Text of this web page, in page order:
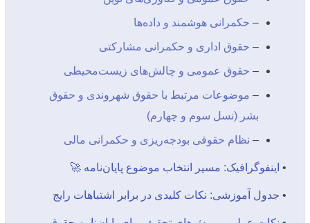
– حکمرانی هوشمند و داده‌ها
– حقوق اداری و حکمرانی مشارکتی
– حقوق عمومی و چالش‌های زیست‌محیطی
– موضوعات مرتبط با حقوق شهروندی و حقوق
بشر (نسل سوم و چهارم)
– نظام حقوقی بودجه‌ریزی و حکمرانی مالی
• اینفوگرافیک: مسیر انتخاب موضوع پایان‌نامه 🚀
• جدول آموزشی: نکات کلیدی در برابر اشتباهات رایج